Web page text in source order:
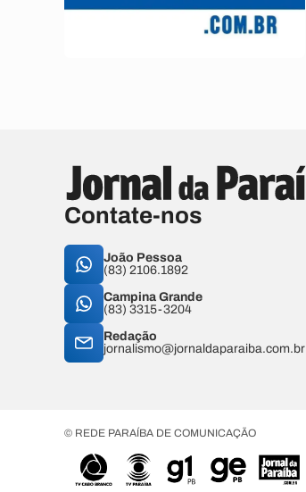
Contate-nos
João Pessoa
(83) 2106.1892
Campina Grande
(83) 3315-3204
Redação
jornalismo@jornaldaparaiba.com.br
© REDE PARAÍBA DE COMUNICAÇÃO